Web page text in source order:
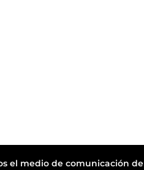
el medio de comunicación de